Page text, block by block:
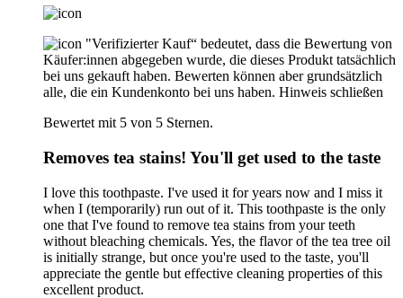
"Verifizierter Kauf“ bedeutet, dass die Bewertung von
Käufer:innen abgegeben wurde, die dieses Produkt tatsächlich
bei uns gekauft haben. Bewerten können aber grundsätzlich
alle, die ein Kundenkonto bei uns haben. Hinweis schließen
Bewertet mit 5 von 5 Sternen.
Removes tea stains! You'll get used to the taste
I love this toothpaste. I've used it for years now and I miss it
when I (temporarily) run out of it. This toothpaste is the only
one that I've found to remove tea stains from your teeth
without bleaching chemicals. Yes, the flavor of the tea tree oil
is initially strange, but once you're used to the taste, you'll
appreciate the gentle but effective cleaning properties of this
excellent product.